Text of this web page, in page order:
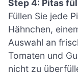
Step 4: Pitas
Füllen Sie jede
Hähnchen,
Auswahl an
Tomaten und
nicht zu